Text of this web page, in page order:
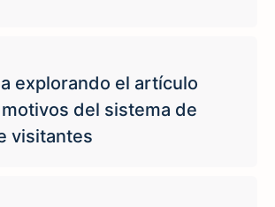
explorando el artículo
del sistema de
visitantes